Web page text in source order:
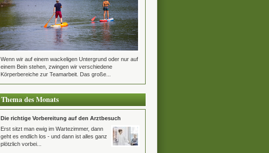
Wenn wir auf einem wackeligen Untergrund oder nur auf
einem Bein stehen, zwingen wir verschiedene
Körperbereiche zur Teamarbeit. Das große...
Thema des Monats
Die richtige Vorbereitung auf den Arztbesuch
Erst sitzt man ewig im Wartezimmer, dann
geht es endlich los - und dann ist alles ganz
plötzlich vorbei...